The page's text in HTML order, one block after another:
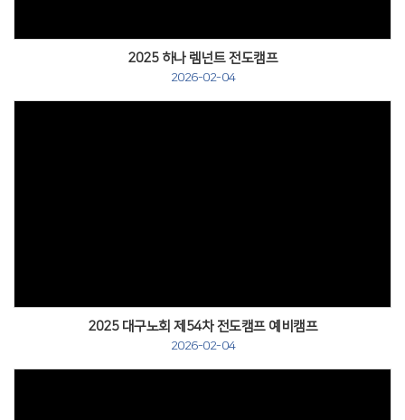
2025 하나 렘넌트 전도캠프
2026-02-04
2025 대구노회 제54차 전도캠프 예비캠프
2026-02-04